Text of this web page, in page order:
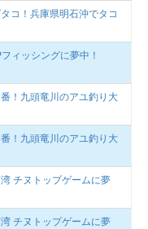
コ！兵庫県明石沖でタコ
ィッシングに夢中！
！九頭竜川のアユ釣り大
！九頭竜川のアユ釣り大
チヌトップゲームに夢
チヌトップゲームに夢